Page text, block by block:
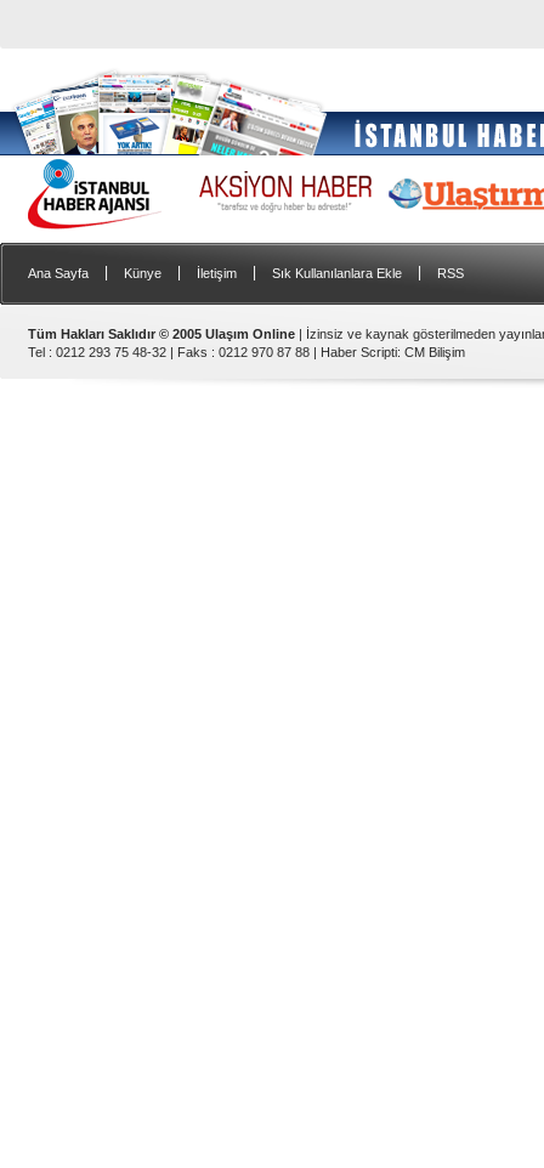
Ana Sayfa Künye İletişim Sık Kullanılanlara Ekle RSS
Tüm Hakları Saklıdır © 2005 Ulaşım Online | İzinsiz ve kaynak gösterilmeden
Tel : 0212 293 75 48-32 | Faks : 0212 970 87 88 | Haber Scripti: CM Bilişim